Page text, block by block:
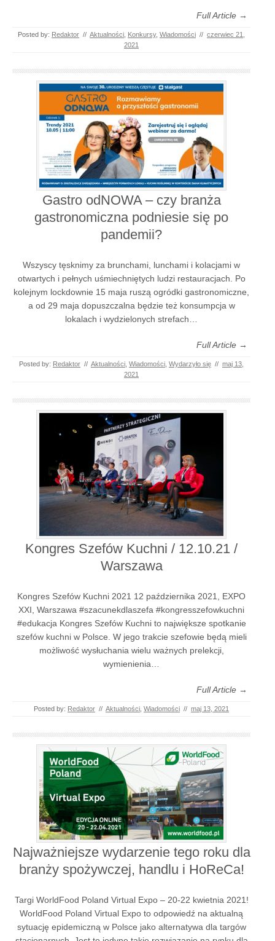
Full Article →
Posted by: Redaktor // Aktualności Konkursy, Wiadomości // czerwiec 21,
2021
Gastro odNOWA – czy branża
gastronomiczna podniesie się po
pandemii?
Wszyscy tęsknimy za brunchami, lunchami i kolacjami w
otwartych i pełnych uśmiechniętych ludzi restauracjach. Po
kolejnym lockdownie 15 maja ruszą ogródki gastronomiczne,
a od 29 maja dopuszczalna będzie też konsumpcja w
lokalach i wydzielonych strefach…
Full Article →
Posted by: Redaktor // Aktualności Wiadomości Wydarzyło się // maj 13,
2021
Kongres Szefów Kuchni / 12.10.21 /
Warszawa
Kongres Szefów Kuchni 2021 12 października 2021, EXPO
XXI, Warszawa #szacunekdlaszefa #kongresszefowkuchni
#edukacja Kongres Szefów Kuchni to największe spotkanie
szefów kuchni w Polsce. W jego trakcie szefowie będą mieli
możliwość wysłuchania wielu ważnych prelekcji,
wymienienia…
Full Article →
Posted by: Redaktor // Aktualności Wiadomości // maj 13, 2021
Najważniejsze wydarzenie tego roku dla
branży spożywczej, handlu i HoReCa!
Targi WorldFood Poland Virtual Expo – 20-22 kwietnia 2021!
WorldFood Poland Virtual Expo to odpowiedź na aktualną
sytuację epidemiczną w Polsce jako alternatywa dla targów